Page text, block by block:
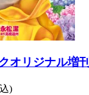
オリジナル増刊
)